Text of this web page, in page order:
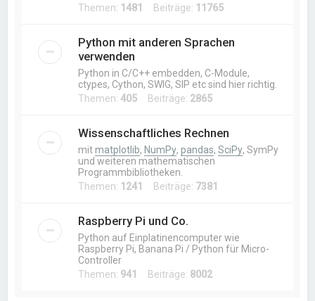
Themen: 1481 Beiträge: 11765
Python mit anderen Sprachen
verwenden
Python in C/C++ embedden, C-Module,
ctypes, Cython, SWIG, SIP etc sind hier richtig.
Themen:405 Beiträge: 2865
Wissenschaftliches Rechnen
mitmatplotlib, NumPy,pandas,SciPy, SymPy
und weiteren mathematischen
Programmbibliotheken.
Themen: 1241 Beiträge: 7381
Raspberry Pi und Co.
Python auf Einplatinencomputer wie
Raspberry Pi, Banana Pi / Python für Micro-
Controller
Themen: 941 Beiträge: 8002